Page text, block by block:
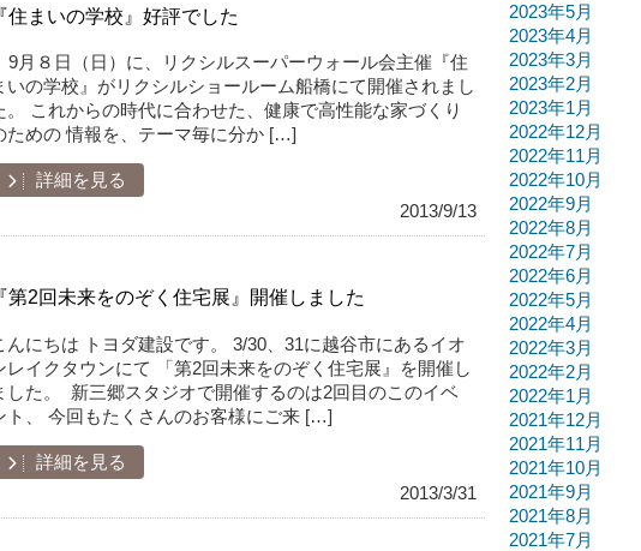
住まいの学校』好評でした
８日（日）に、リクシルスーパーウォール会主催『住
いの学校』がリクシルショールーム船橋にて開催されまし
。 これからの時代に合わせた、健康で高性能な家づくり
ための 情報を、テーマ毎に分か […]
詳細を見る
2013/9/13
第2回未来をのぞく住宅展』開催しました
んにちは トヨダ建設です。 3/30、31に越谷市にあるイオ
レイクタウンにて 「第2回未来をのぞく住宅展』を開催し
した。 新三郷スタジオで開催するのは2回目のこのイベ
ト、 今回もたくさんのお客様にご来 […]
詳細を見る
2013/3/31
2023年5月
2023年4月
2023年3月
2023年2月
2023年1月
2022年12月
2022年11月
2022年10月
2022年9月
2022年8月
2022年7月
2022年6月
2022年5月
2022年4月
2022年3月
2022年2月
2022年1月
2021年12月
2021年11月
2021年10月
2021年9月
2021年8月
2021年7月